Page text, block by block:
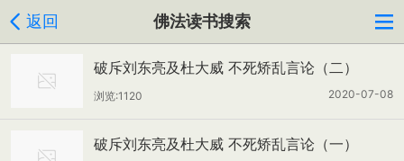
返回 佛法读书搜索
破斥刘东亮及杜大威 不死矫乱言论（二）
..........慧眼 2020-07-08
浏览:1120
破斥刘东亮及杜大威 不死矫乱言论（一）